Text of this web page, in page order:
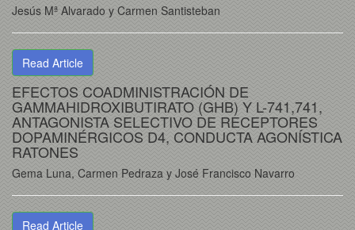
Jesús Mª Alvarado y Carmen Santisteban
Read Article
EFECTOS COADMINISTRACIÓN DE
GAMMAHIDROXIBUTIRATO (GHB) Y L-741,741,
ANTAGONISTA SELECTIVO DE RECEPTORES
DOPAMINÉRGICOS D4, CONDUCTA AGONÍSTICA
RATONES
Gema Luna, Carmen Pedraza y José Francisco Navarro
Read Article